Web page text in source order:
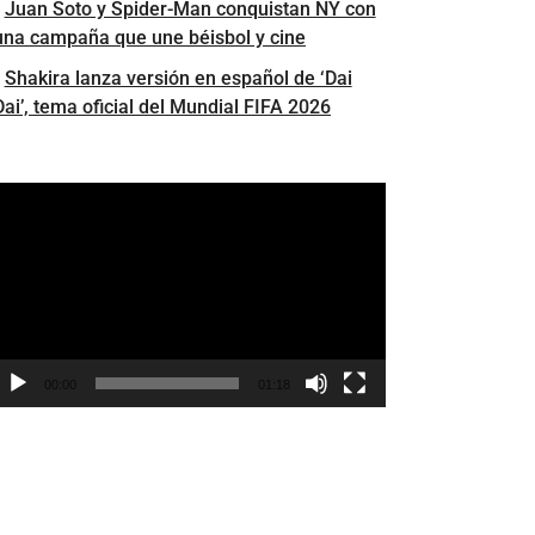
Juan Soto y Spider-Man conquistan NY con
campaña que une béisbol y cine
Shakira lanza versión en español de ‘Dai
tema oficial del Mundial FIFA 2026
00:00 01:18